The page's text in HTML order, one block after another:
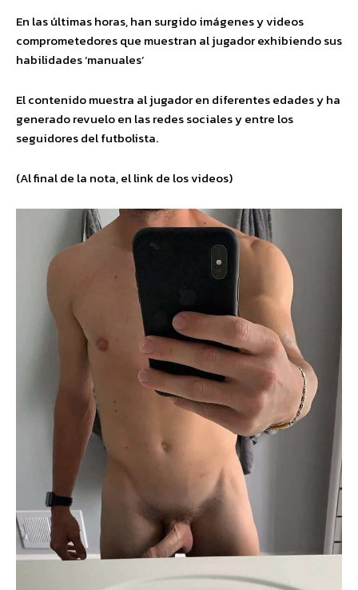
En las últimas horas, han surgido imágenes y videos
comprometedores que muestran al jugador exhibiendo sus
habilidades ‘manuales’
El contenido muestra al jugador en diferentes edades y ha
generado revuelo en las redes sociales y entre los
seguidores del futbolista.
(Al final de la nota, el link de los videos)